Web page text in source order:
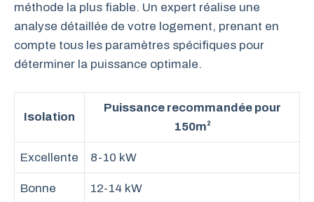
méthode la plus fiable. Un expert réalise une
analyse détaillée de votre logement, prenant en
compte tous les paramètres spécifiques pour
déterminer la puissance optimale.
Isolation
Puissance recommandée pour
150m²
Excellente 8-10 kW
Bonne 12-14 kW